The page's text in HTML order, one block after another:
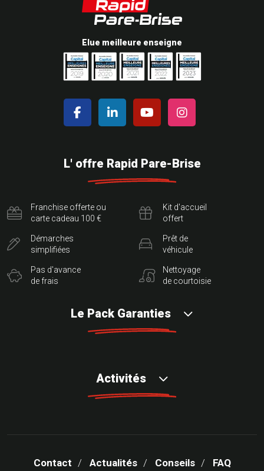
Elue meilleure enseigne
L' offre Rapid Pare-Brise
Franchise offerte ou
carte cadeau 100 €
Démarches
simplifiées
Pas d'avance
de frais
Kit d'accueil
offert
Prêt de
véhicule
Nettoyage
de courtoisie
Le Pack Garanties
Activités
Contact Actualités Conseils FAQ